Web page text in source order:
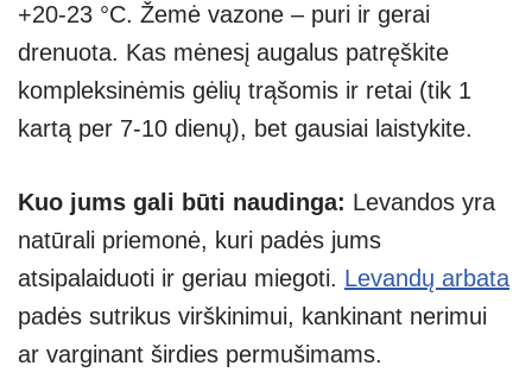
+20-23 °C. Žemė vazone – puri ir gerai
drenuota. Kas mėnesį augalus patręškite
kompleksinėmis gėlių trąšomis ir retai (tik 1
kartą per 7-10 dienų), bet gausiai laistykite.
Kuo jums gali būti naudinga: Levandos yra
natūrali priemonė, kuri padės jums
atsipalaiduoti ir geriau miegoti. Levandų arbata
padės sutrikus virškinimui, kankinant nerimui
ar varginant širdies permušimams.